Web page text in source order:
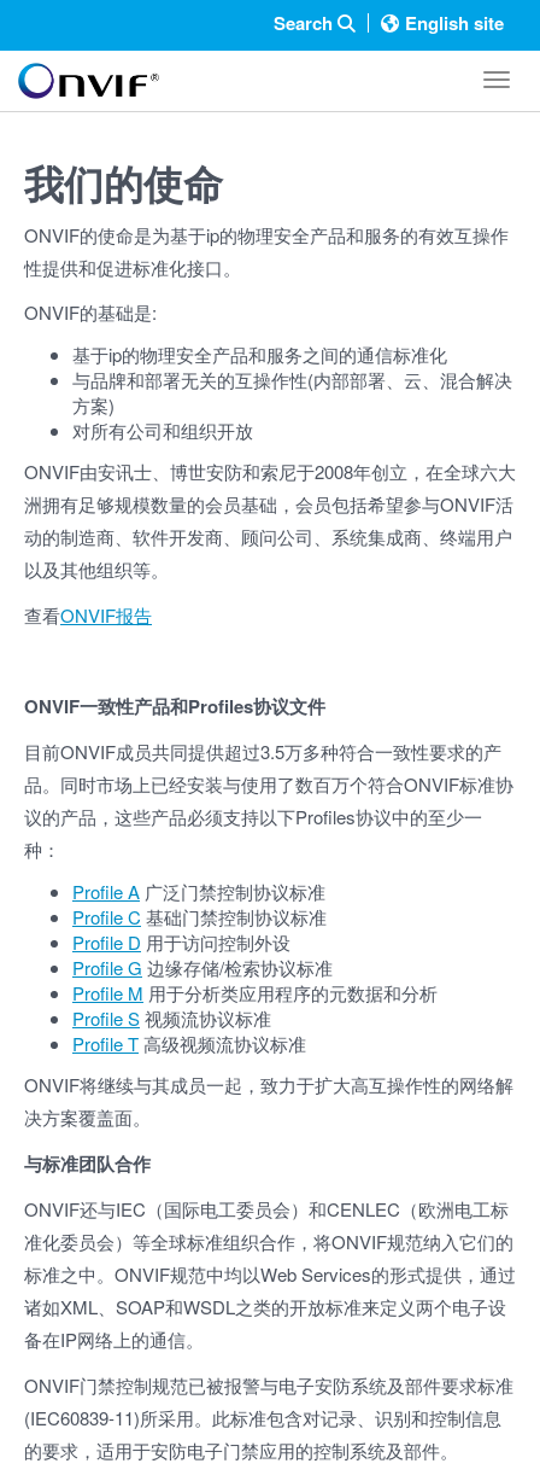
Search English site
我们的使命
ONVIF的使命是为基于ip的物理安全产品和服务的有效互操作
性提供和促进标准化接口。
ONVIF的基础是:
基于ip的物理安全产品和服务之间的通信标准化
与品牌和部署无关的互操作性(内部部署、云、混合解决
方案)
对所有公司和组织开放
ONVIF由安讯士、博世安防和索尼于2008年创立，在全球六大
洲拥有足够规模数量的会员基础，会员包括希望参与ONVIF活
动的制造商、软件开发商、顾问公司、系统集成商、终端用户
以及其他组织等。
查看ONVIF报告
ONVIF一致性产品和Profiles协议文件
目前ONVIF成员共同提供超过3.5万多种符合一致性要求的产
品。同时市场上已经安装与使用了数百万个符合ONVIF标准协
议的产品，这些产品必须支持以下Profiles协议中的至少一
种：
Profile A 广泛门禁控制协议标准
Profile C 基础门禁控制协议标准
Profile D 用于访问控制外设
Profile G 边缘存储/检索协议标准
Profile M 用于分析类应用程序的元数据和分析
Profile S视频流协议标准
Profile T高级视频流协议标准
ONVIF将继续与其成员一起，致力于扩大高互操作性的网络解
决方案覆盖面。
与标准团队合作
ONVIF还与IEC（国际电工委员会）和CENLEC（欧洲电工标
准化委员会）等全球标准组织合作，将ONVIF规范纳入它们的
标准之中。ONVIF规范中均以Web Services的形式提供，通过
诸如XML、SOAP和WSDL之类的开放标准来定义两个电子设
备在IP网络上的通信。
ONVIF门禁控制规范已被报警与电子安防系统及部件要求标准
(IEC60839-11)所采用。此标准包含对记录、识别和控制信息
的要求，适用于安防电子门禁应用的控制系统及部件。